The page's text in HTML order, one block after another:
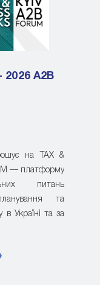
2026 A2B
на TAX &
— платформу
питань
та
в Україні та за